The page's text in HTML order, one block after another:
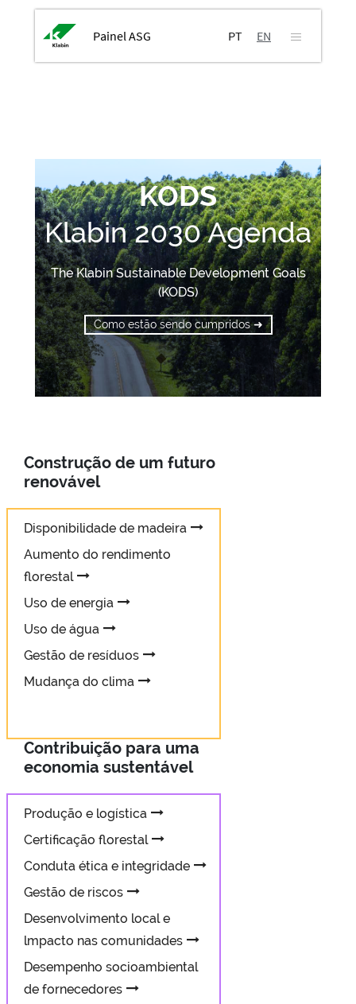
Painel ASG PT EN
KODS
Klabin 2030 Agenda
The Klabin Sustainable Development Goals
(KODS)
Como estão sendo cumpridos ➜
Construção de um futuro
renovável
Disponibilidade de madeira
Aumento do rendimento
florestal
Uso de energia
Uso de água
Gestão de resíduos
Mudança do clima
Contribuição para uma
economia sustentável
Produção e logística
Certificação florestal
Conduta ética e integridade
Gestão de riscos
Desenvolvimento local e
lmpacto nas comunidades
Desempenho socioambiental
de fornecedores